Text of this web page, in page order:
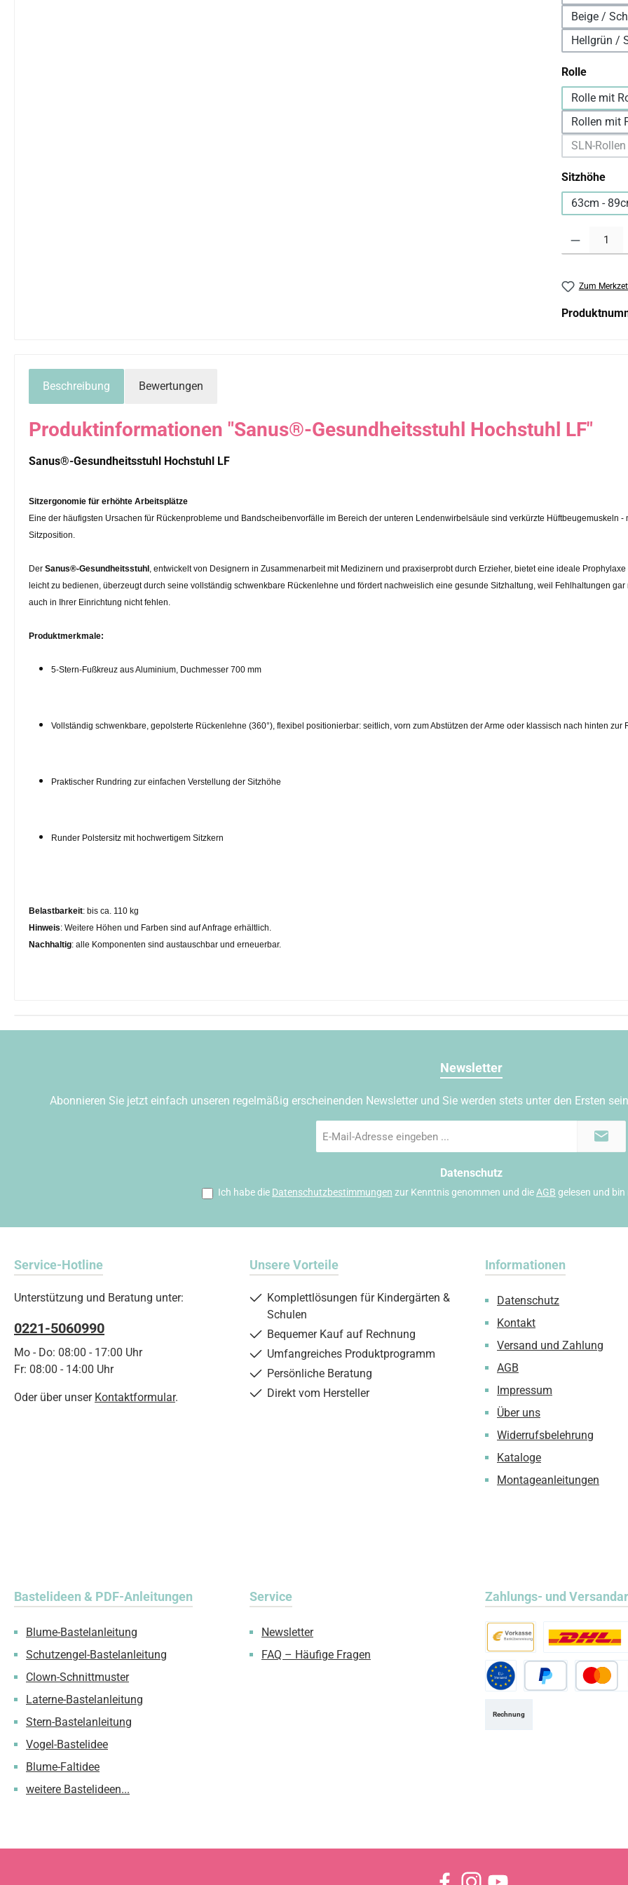
Beige /
Hellgrün /
Rolle
Rolle mit
Rollen mit
SLN-
Sitzhöhe
63cm -
Zum
Beschreibung Bewertungen
Produktinformationen "Sanus®-Gesundheitsstuhl Hochstuhl LF"
Sanus®-Gesundheitsstuhl Hochstuhl LF
Sitzergonomie für erhöhte Arbeitsplätze
Eine der häufigsten Ursachen für Rückenprobleme und Bandscheibenvorfälle im Bereich der unteren Lendenwirbelsäule sind verkürzte Hüftbeugemuskeln
Sitzposition.
Der Sanus®-Gesundheitsstuhl , entwickelt von Designern in Zusammenarbeit mit Medizinern und praxiserprobt durch Erzieher, bietet eine ideale
leicht zu bedienen, überzeugt durch seine vollständig schwenkbare Rückenlehne und fördert nachweislich eine gesunde Sitzhaltung, weil Fehlhaltungen
auch in Ihrer Einrichtung nicht fehlen.
Produktmerkmale:
5-Stern-Fußkreuz aus Aluminium, Duchmesser 700 mm
Vollständig schwenkbare, gepolsterte Rückenlehne (360°), flexibel positionierbar: seitlich, vorn zum Abstützen der Arme oder klassisch nach hinten zur
Praktischer Rundring zur einfachen Verstellung der Sitzhöhe
Runder Polstersitz mit hochwertigem Sitzkern
Belastbarkeit: bis ca. 110 kg
Hinweis: Weitere Höhen und Farben sind auf Anfrage erhältlich.
Nachhaltig: alle Komponenten sind austauschbar und erneuerbar.
Newsletter
Abonnieren Sie jetzt einfach unseren regelmäßig erscheinenden Newsletter und Sie werden stets unter den Ersten
Mail-
Datenschutz
Ich habe die Datenschutzbestimmungen zur Kenntnis genommen und dieAGB gelesen und
Service-Hotline
Unterstützung und Beratung unter:
0221-5060990
Mo - Do: 08:00 - 17:00 Uhr
Fr: 08:00 - 14:00 Uhr
Oder über unser Kontaktformular.
Informationen
Datenschutz
Kontakt
Versand und Zahlung
AGB
Impressum
Über uns
Widerrufsbelehrung
Kataloge
Montageanleitungen
Bastelideen & PDF-Anleitungen
Blume-Bastelanleitung
Schutzengel-Bastelanleitung
Clown-Schnittmuster
Laterne-Bastelanleitung
Stern-Bastelanleitung
Vogel-Bastelidee
Blume-Faltidee
weitere Bastelideen...
Service
Newsletter
FAQ – Häufige Fragen
Zahlungs- und
Vorkasse
Rechnung
Standard
Unsere Vorteile
Komplettlösungen für Kindergärten &
Schulen
Bequemer Kauf auf Rechnung
Umfangreiches Produktprogramm
Persönliche Beratung
Direkt vom Hersteller